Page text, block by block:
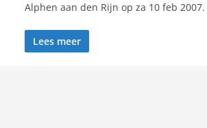
Alphen aan den Rijn op za 10 feb
Lees meer